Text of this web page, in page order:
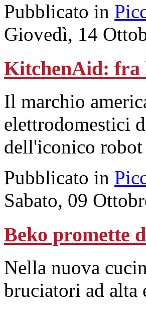
Pubblicato in
Giovedì, 14
KitchenAid: fra
Il marchio
elettrodomestici
dell'iconico robot
Pubblicato in
Sabato, 09
Beko promette
Nella nuova
bruciatori ad alta